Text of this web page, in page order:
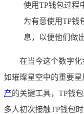
使用TP钱包过程
为有意使用TP钱
息，以便他们做
在当今这个数字
如璀璨星空中的重要
产的关键工具，TP钱
多人初次接触TP钱包